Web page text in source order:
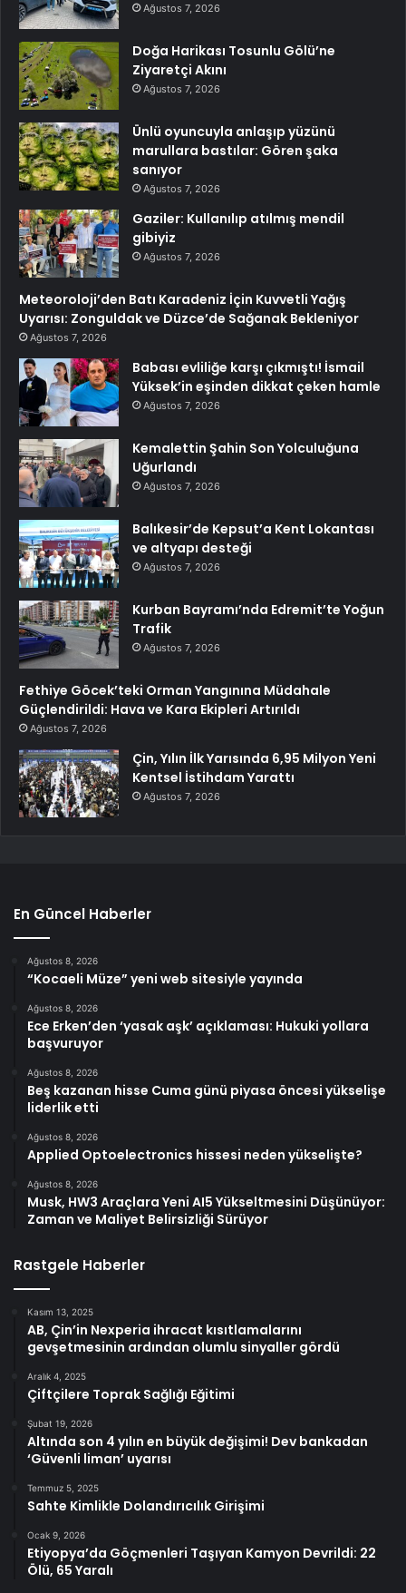
Ağustos 7, 2026
Doğa Harikası Tosunlu Gölü’ne
Ziyaretçi Akını
Ağustos 7, 2026
Ünlü oyuncuyla anlaşıp yüzünü
marullara bastılar: Gören şaka
sanıyor
Ağustos 7, 2026
Gaziler: Kullanılıp atılmış mendil
gibiyiz
Ağustos 7, 2026
Meteoroloji’den Batı Karadeniz İçin Kuvvetli Yağış
Uyarısı: Zonguldak ve Düzce’de Sağanak Bekleniyor
Ağustos 7, 2026
Babası evliliğe karşı çıkmıştı! İsmail
Yüksek’in eşinden dikkat çeken hamle
Ağustos 7, 2026
Kemalettin Şahin Son Yolculuğuna
Uğurlandı
Ağustos 7, 2026
Balıkesir’de Kepsut’a Kent Lokantası
ve altyapı desteği
Ağustos 7, 2026
Kurban Bayramı’nda Edremit’te Yoğun
Trafik
Ağustos 7, 2026
Fethiye Göcek’teki Orman Yangınına Müdahale
Güçlendirildi: Hava ve Kara Ekipleri Artırıldı
Ağustos 7, 2026
Çin, Yılın İlk Yarısında 6,95 Milyon Yeni
Kentsel İstihdam Yarattı
Ağustos 7, 2026
En Güncel Haberler
Ağustos 8, 2026
“Kocaeli Müze” yeni web sitesiyle yayında
Ağustos 8, 2026
Ece Erken’den ‘yasak aşk’ açıklaması: Hukuki yollara
başvuruyor
Ağustos 8, 2026
Beş kazanan hisse Cuma günü piyasa öncesi yükselişe
liderlik etti
Ağustos 8, 2026
Applied Optoelectronics hissesi neden yükselişte?
Ağustos 8, 2026
Musk, HW3 Araçlara Yeni AI5 Yükseltmesini Düşünüyor:
Zaman ve Maliyet Belirsizliği Sürüyor
Rastgele Haberler
Kasım 13, 2025
AB, Çin’in Nexperia ihracat kısıtlamalarını
gevşetmesinin ardından olumlu sinyaller gördü
Aralık 4, 2025
Çiftçilere Toprak Sağlığı Eğitimi
Şubat 19, 2026
Altında son 4 yılın en büyük değişimi! Dev bankadan
‘Güvenli liman’ uyarısı
Temmuz 5, 2025
Sahte Kimlikle Dolandırıcılık Girişimi
Ocak 9, 2026
Etiyopya’da Göçmenleri Taşıyan Kamyon Devrildi: 22
Ölü, 65 Yaralı